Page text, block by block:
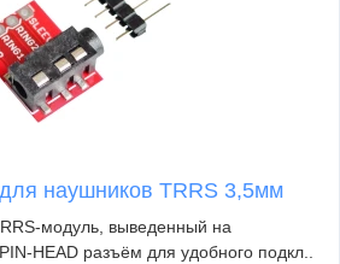
наушников TRRS 3,5мм
модуль, выведенный на
HEAD разъём для удобного подкл..